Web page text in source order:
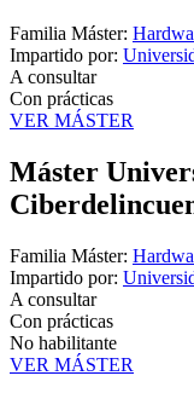
Familia Máster:
Impartido por:
A consultar
Con prácticas
VER MÁSTER
Máster
Familia Máster:
Impartido por:
A consultar
Con prácticas
No habilitante
VER MÁSTER